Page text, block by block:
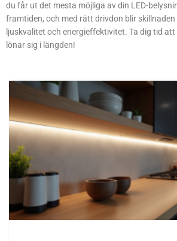
du får ut det mesta möjliga av din LED-
framtiden, och med rätt drivdon blir skillnaden
ljuskvalitet och energieffektivitet. Ta dig tid
lönar sig i längden!